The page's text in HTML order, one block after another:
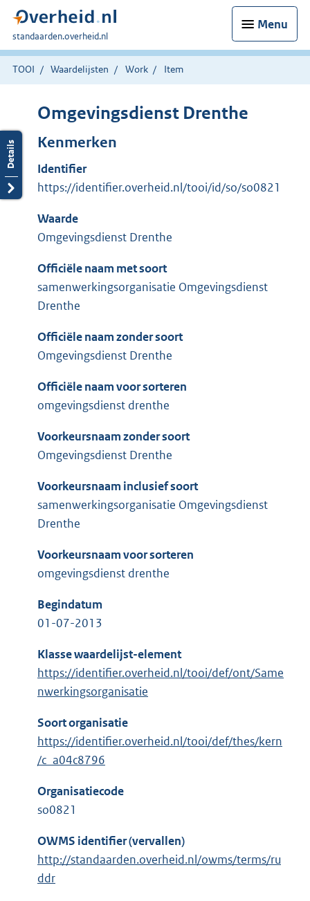
Menu
U
bent
hier:
standaarden.overheid.nl
TOOI Waardelijsten Work Item
Omgevingsdienst Drenthe
Kenmerken
Identifier
https://identifier.overheid.nl/tooi/id/so/so0821
Waarde
Omgevingsdienst Drenthe
Officiële naam met soort
samenwerkingsorganisatie Omgevingsdienst
Drenthe
Officiële naam zonder soort
Omgevingsdienst Drenthe
Officiële naam voor sorteren
omgevingsdienst drenthe
Voorkeursnaam zonder soort
Omgevingsdienst Drenthe
Voorkeursnaam inclusief soort
samenwerkingsorganisatie Omgevingsdienst
Drenthe
Voorkeursnaam voor sorteren
omgevingsdienst drenthe
Begindatum
01-07-2013
Klasse waardelijst-element
https://identifier.overheid.nl/tooi/def/ont/Same
nwerkingsorganisatie
Soort organisatie
https://identifier.overheid.nl/tooi/def/thes/kern
/c_a04c8796
Organisatiecode
so0821
OWMS identifier (vervallen)
http://standaarden.overheid.nl/owms/terms/ru
ddr